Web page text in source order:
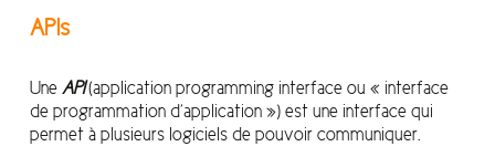
APIs
Une API(application programming interface ou « interface
de programmation d’application ») est une interface qui
permet à plusieurs logiciels de pouvoir communiquer.